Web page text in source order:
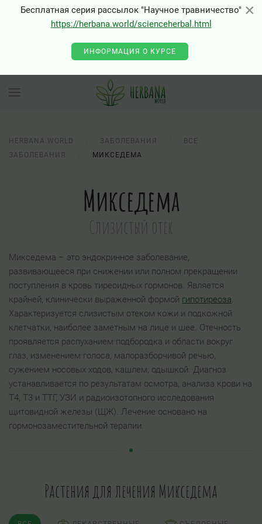
×
Бесплатная серия рассылок "Научное травничество"
https://herbana.world/scienceherbal.html
ИНФОРМАЦИЯ О КУРСЕ
HERBANA.WORLD ЗАБОЛЕВАНИЯ
ВСЕ
ЗАБОЛЕВАНИЯ
МИКСЕДЕМА
Микседема
Слизистый отек
Микседема – это эндокринное заболевание,
развивающееся при снижении или полном прекращении
поступления в кровь тиреоидных гормонов. Является
крайней, клинически выраженной формой гипотиреоза.
Характеризуется слизистым отеком кожи и подкожной
клетчатки, наиболее заметным на лице и шее. Отечность
проявляется распуханием подбородка и области вокруг
глаз, изменением голоса, малоразборчивой речью,
сужением носовых ходов, кашлем, одышкой. Диагноз
устанавливается по результатам осмотра, анализа крови на
Т4, Т3 и ТТГ, УЗИ и радиоизотопного исследования
щитовидной железы (ЩЖ). Лечение основано на
гормонозаместительной терапии.
Растения для лечения Микседема
×
0 - Class "Joomla\Input\Json" not found